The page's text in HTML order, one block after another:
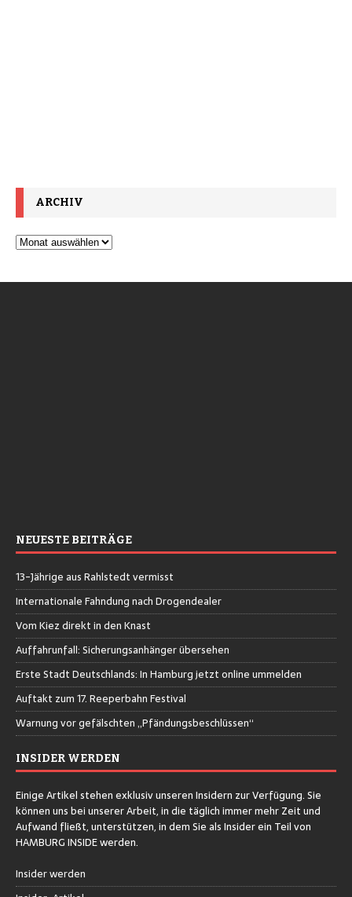
ARCHIV
NEUESTE BEITRÄGE
13-Jährige aus Rahlstedt vermisst
Internationale Fahndung nach Drogendealer
Vom Kiez direkt in den Knast
Auffahrunfall: Sicherungsanhänger übersehen
Erste Stadt Deutschlands: In Hamburg jetzt online ummelden
Auftakt zum 17. Reeperbahn Festival
Warnung vor gefälschten „Pfändungsbeschlüssen“
INSIDER WERDEN
Einige Artikel stehen exklusiv unseren Insidern zur Verfügung. Sie
können uns bei unserer Arbeit, in die täglich immer mehr Zeit und
Aufwand fließt, unterstützen, in dem Sie als Insider ein Teil von
HAMBURG INSIDE werden.
Insider werden